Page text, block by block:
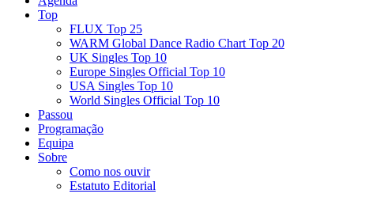
Top
FLUX Top 25
WARM Global Dance Radio Chart Top 20
UK Singles Top 10
Europe Singles Official Top 10
USA Singles Top 10
World Singles Official Top 10
Passou
Programação
Equipa
Sobre
Como nos ouvir
Estatuto Editorial